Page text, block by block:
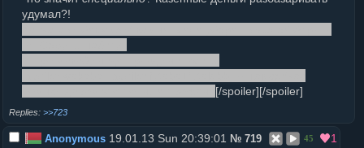
удумал?!
[/spoiler][/spoiler]
>>723
Anonymous19.01.13 Sun 20:39:01 № 719 45 1